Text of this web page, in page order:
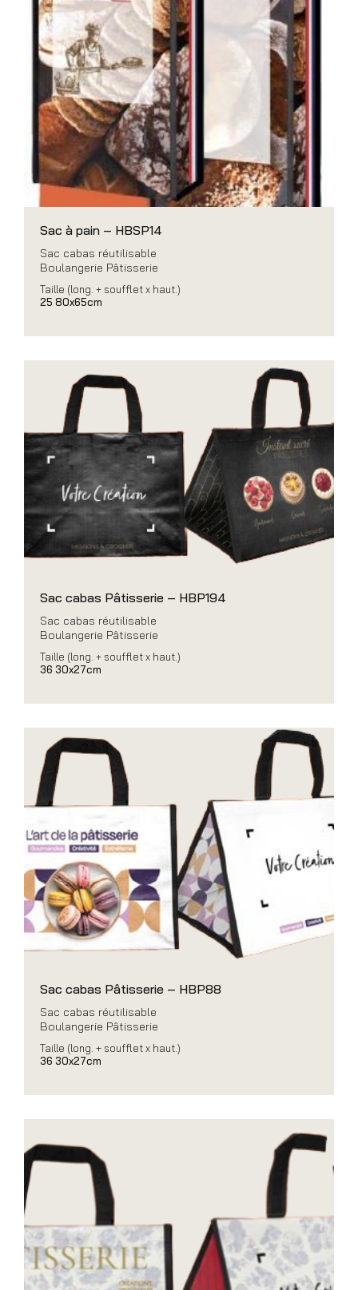
Sac à pain – HBSP14
Sac cabas réutilisable
Boulangerie Pâtisserie
Taille (long. + soufflet x haut.)
25 80x65cm
Sac cabas Pâtisserie – HBP194
Sac cabas réutilisable
Boulangerie Pâtisserie
Taille (long. + soufflet x haut.)
36 30x27cm
Sac cabas Pâtisserie – HBP88
Sac cabas réutilisable
Boulangerie Pâtisserie
Taille (long. + soufflet x haut.)
36 30x27cm